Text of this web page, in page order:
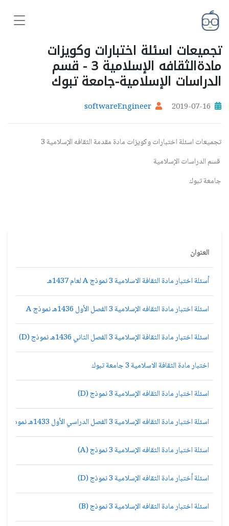
تجميعات اسئلة اختبارات وكويزات
مادةالثقافه الإسلامية 3 - قسم
الدراسات الإسلامية-جامعة تبوك
2019-07-16
softwareEngineer
تجميعات اسئلة اختبارات وكويزات مادة مقدمة الثقافه الإسلامية 3
قسم الدراسات الإسلامية
جامعة تبوك
العنوان
أسئلة اختبار مادة الثقافة الاسلامية 3 نموذج A لعام 1437هـ
اسئلة اختبار مادة الثقافه الإسلامية 3 الفصل الأول 1436هـ نموذج A
اسئلة اختبار مادة الثقافة الإسلامية 3 الفصل الثاني 1436هـ نموذج (D)
اختبار مادة الثقافة الاسلامية 3 جامعة تبوك
اسئلة اختبار مادة الثقافه الإسلامية 3 نموذج (D)
اسئلة اختبار مادة الثقافه الإسلامية 3 الفصل الدراسي الأول 1433هـ نموذج (C)
اسئلة اختبار مادة الثقافه الإسلامية 3 نموذج (A)
اسئلة أختبار مادة الثقافه الإسلامية 3 نموذج (D)
اسئلة اختبار مادة الثقافه الإسلامية 3 نموذج (B)